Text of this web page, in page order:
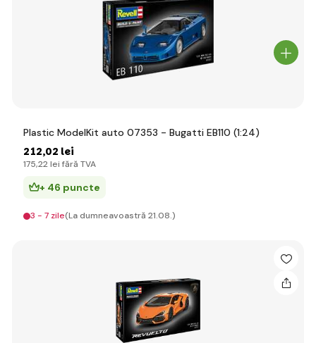
Plastic ModelKit auto 07353 - Bugatti EB110 (1:24)
212,02 lei
175,22 lei fără TVA
+ 46 puncte
3 - 7 zile(La dumneavoastră 21.08.)